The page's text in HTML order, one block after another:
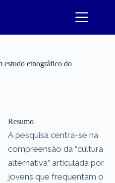
estudo etnográfico do
Resumo
A pesquisa centra-se na
compreensão da “cultura
alternativa” articulada por
jovens que frequentam o